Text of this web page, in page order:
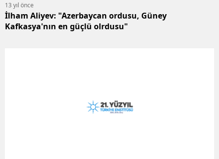
13 yıl önce
İlham Aliyev: "Azerbaycan ordusu, Güney
Kafkasya'nın en güçlü olrdusu"